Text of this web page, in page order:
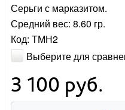
Серьги с марказитом.
Средний вес: 8.60 гр.
Код: ТМН2
Выберите для
3 100 руб.